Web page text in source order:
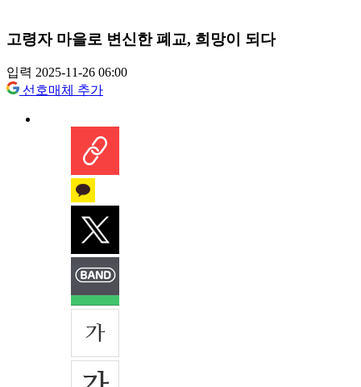
고령자 마을로 변신한 폐교, 희망이 되다
입력 2025-11-26 06:00
선호매체 추가